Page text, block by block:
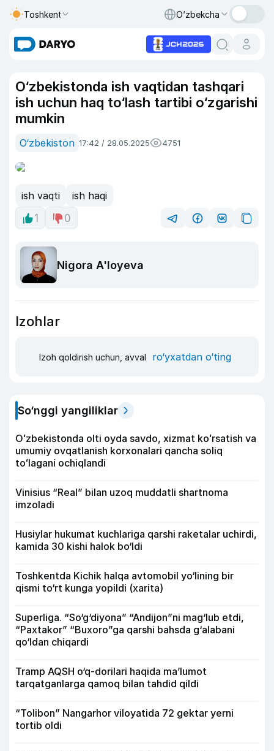
Toshkent O‘zbekcha
O‘zbekistonda ish vaqtidan tashqari
ish uchun haq to‘lash tartibi o‘zgarishi
mumkin
O‘zbekiston 17:42 / 28.05.2025 4751
ish vaqti
ish haqi
1
0
Nigora A'loyeva
Izohlar
Izoh qoldirish uchun, avval ro‘yxatdan o‘ting
So‘nggi yangiliklar
Oʻzbekistonda olti oyda savdo, xizmat koʻrsatish va
umumiy ovqatlanish korxonalari qancha soliq
toʻlagani ochiqlandi
Vinisius “Real” bilan uzoq muddatli shartnoma
imzoladi
Husiylar hukumat kuchlariga qarshi raketalar uchirdi,
kamida 30 kishi halok bo‘ldi
Toshkentda Kichik halqa avtomobil yo‘lining bir
qismi to‘rt kunga yopildi (xarita)
Superliga. “So‘g‘diyona” “Andijon”ni mag‘lub etdi,
“Paxtakor” “Buxoro”ga qarshi bahsda g‘alabani
qo‘ldan chiqardi
Tramp AQSH o‘q-dorilari haqida ma’lumot
tarqatganlarga qamoq bilan tahdid qildi
“Tolibon” Nangarhor viloyatida 72 gektar yerni
tortib oldi